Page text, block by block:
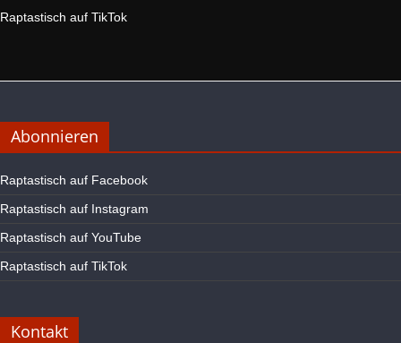
Raptastisch auf TikTok
Abonnieren
Raptastisch auf Facebook
Raptastisch auf Instagram
Raptastisch auf YouTube
Raptastisch auf TikTok
Kontakt